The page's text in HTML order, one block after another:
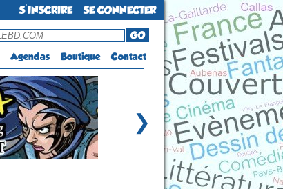
S'INSCRIRE
SE CONNECTER
GO
Agendas Boutique Contact
❯